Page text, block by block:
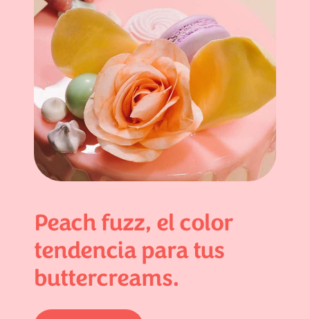
Peach fuzz, el color
tendencia para tus
buttercreams.